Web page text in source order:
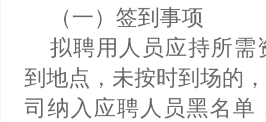
（一）签到事项
拟聘用人员应持所
到地点，未按时到场的
司纳入应聘人员黑名单